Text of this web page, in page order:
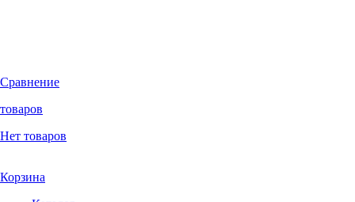
Сравнение
товаров
Нет товаров
Корзина